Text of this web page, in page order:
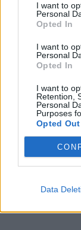
I want to
Personal
Opted In
I want to
Personal
Opted In
I want to
Retention,
Personal
Purposes
Opted Out
Data
Στ.
Δυτική Αττική
06/08/2026 - 15:17
Συνάλλαγμα:
06/08/2026 - 14:59